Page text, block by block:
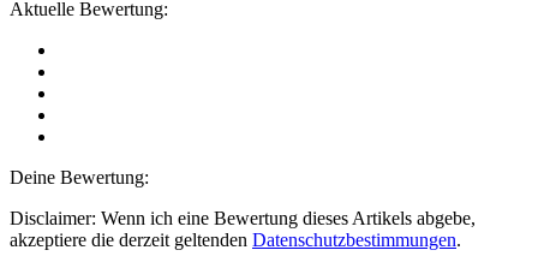
Aktuelle Bewertung:
Deine Bewertung:
Disclaimer: Wenn ich eine Bewertung dieses Artikels abgebe,
akzeptiere die derzeit geltenden Datenschutzbestimmungen.